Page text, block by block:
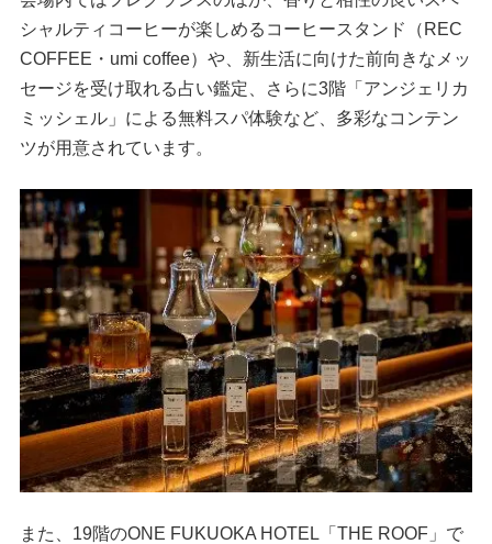
シャルティコーヒーが楽しめるコーヒースタンド（REC
COFFEE・umi coffee）や、新生活に向けた前向きなメッ
セージを受け取れる占い鑑定、さらに3階「アンジェリカ
ミッシェル」による無料スパ体験など、多彩なコンテン
ツが用意されています。
また、19階のONE FUKUOKA HOTEL「THE ROOF」で